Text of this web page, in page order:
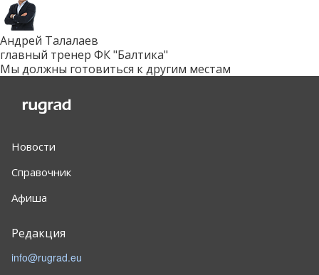
Андрей Талалаев
главный тренер ФК "Балтика"
Мы должны готовиться к другим местам
Новости
Справочник
Афиша
Редакция
info@rugrad.eu